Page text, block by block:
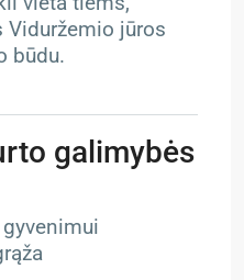
Viduržemio jūros
būdu.
galimybės